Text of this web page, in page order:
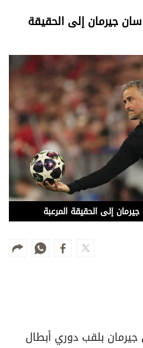
جيرمان إلى الحقيقة
إلى الحقيقة المرعبة
بلقب دوري أبطال